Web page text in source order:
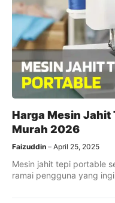
Harga Mesin Jahit
Murah 2026
Faizuddin April 25, 2025
Mesin jahit tepi portable
ramai pengguna yang